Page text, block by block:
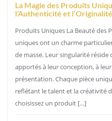
La Magie des Produits
l’Authenticité et l’Originalité
Produits Uniques La Beauté des
uniques ont un charme
de masse. Leur singularité réside
apportés à leur conception, à
présentation. Chaque pièce
reflétant le talent et la créativité
choisissez un produit […]